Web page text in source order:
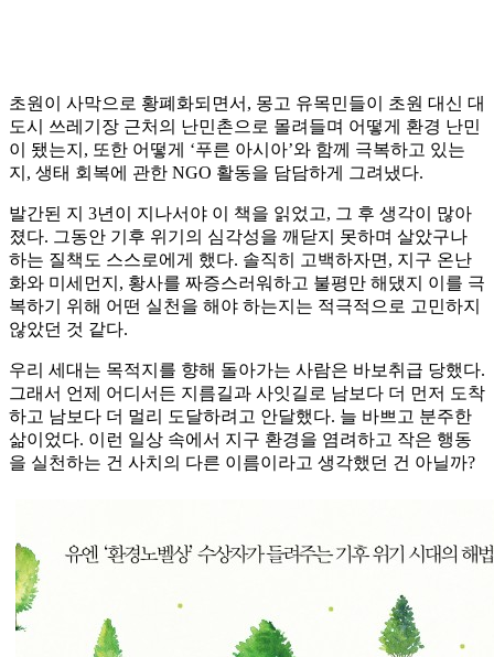
초원이 사막으로 황폐화되면서, 몽고 유목민들이 초원 대신 대
도시 쓰레기장 근처의 난민촌으로 몰려들며 어떻게 환경 난민
이 됐는지, 또한 어떻게 ‘푸른 아시아’와 함께 극복하고 있는
지, 생태 회복에 관한 NGO 활동을 담담하게 그려냈다.
발간된 지 3년이 지나서야 이 책을 읽었고, 그 후 생각이 많아
졌다. 그동안 기후 위기의 심각성을 깨닫지 못하며 살았구나
하는 질책도 스스로에게 했다. 솔직히 고백하자면, 지구 온난
화와 미세먼지, 황사를 짜증스러워하고 불평만 해댔지 이를 극
복하기 위해 어떤 실천을 해야 하는지는 적극적으로 고민하지
않았던 것 같다.
우리 세대는 목적지를 향해 돌아가는 사람은 바보취급 당했다.
그래서 언제 어디서든 지름길과 사잇길로 남보다 더 먼저 도착
하고 남보다 더 멀리 도달하려고 안달했다. 늘 바쁘고 분주한
삶이었다. 이런 일상 속에서 지구 환경을 염려하고 작은 행동
을 실천하는 건 사치의 다른 이름이라고 생각했던 건 아닐까?